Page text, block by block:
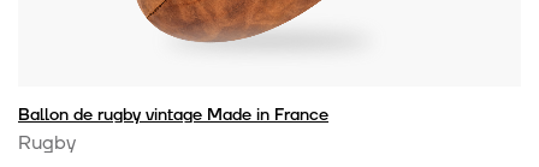
Ballon de rugby vintage Made in France
Rugby